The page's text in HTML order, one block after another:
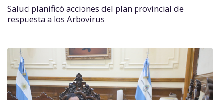
Salud planificó acciones del plan provincial de
respuesta a los Arbovirus